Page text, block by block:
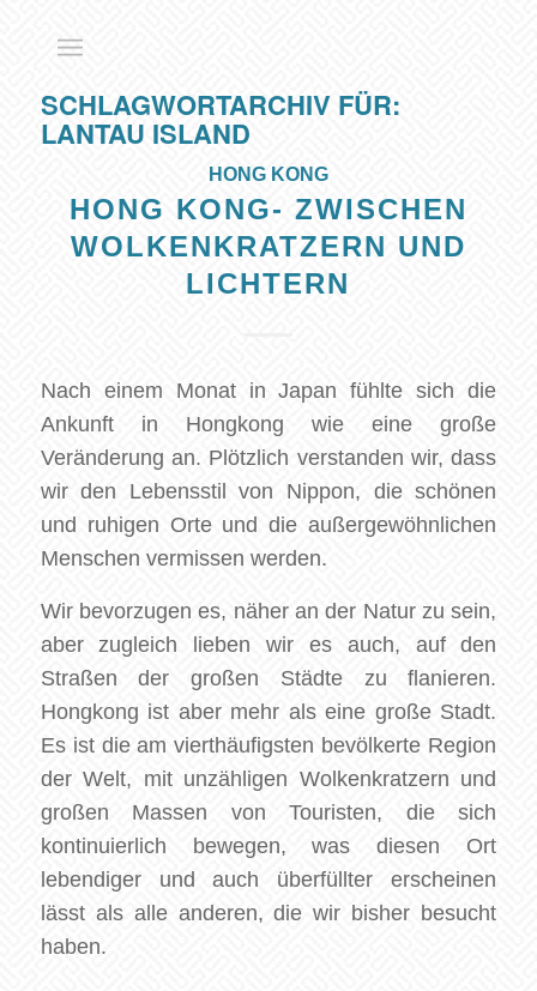
SCHLAGWORTARCHIV FÜR:
LANTAU ISLAND
HONG KONG
HONG KONG- ZWISCHEN
WOLKENKRATZERN UND
LICHTERN
Nach einem Monat in Japan fühlte sich die
Ankunft in Hongkong wie eine große
Veränderung an. Plötzlich verstanden wir, dass
wir den Lebensstil von Nippon, die schönen
und ruhigen Orte und die außergewöhnlichen
Menschen vermissen werden.
Wir bevorzugen es, näher an der Natur zu sein,
aber zugleich lieben wir es auch, auf den
Straßen der großen Städte zu flanieren.
Hongkong ist aber mehr als eine große Stadt.
Es ist die am vierthäufigsten bevölkerte Region
der Welt, mit unzähligen Wolkenkratzern und
großen Massen von Touristen, die sich
kontinuierlich bewegen, was diesen Ort
lebendiger und auch überfüllter erscheinen
lässt als alle anderen, die wir bisher besucht
haben.